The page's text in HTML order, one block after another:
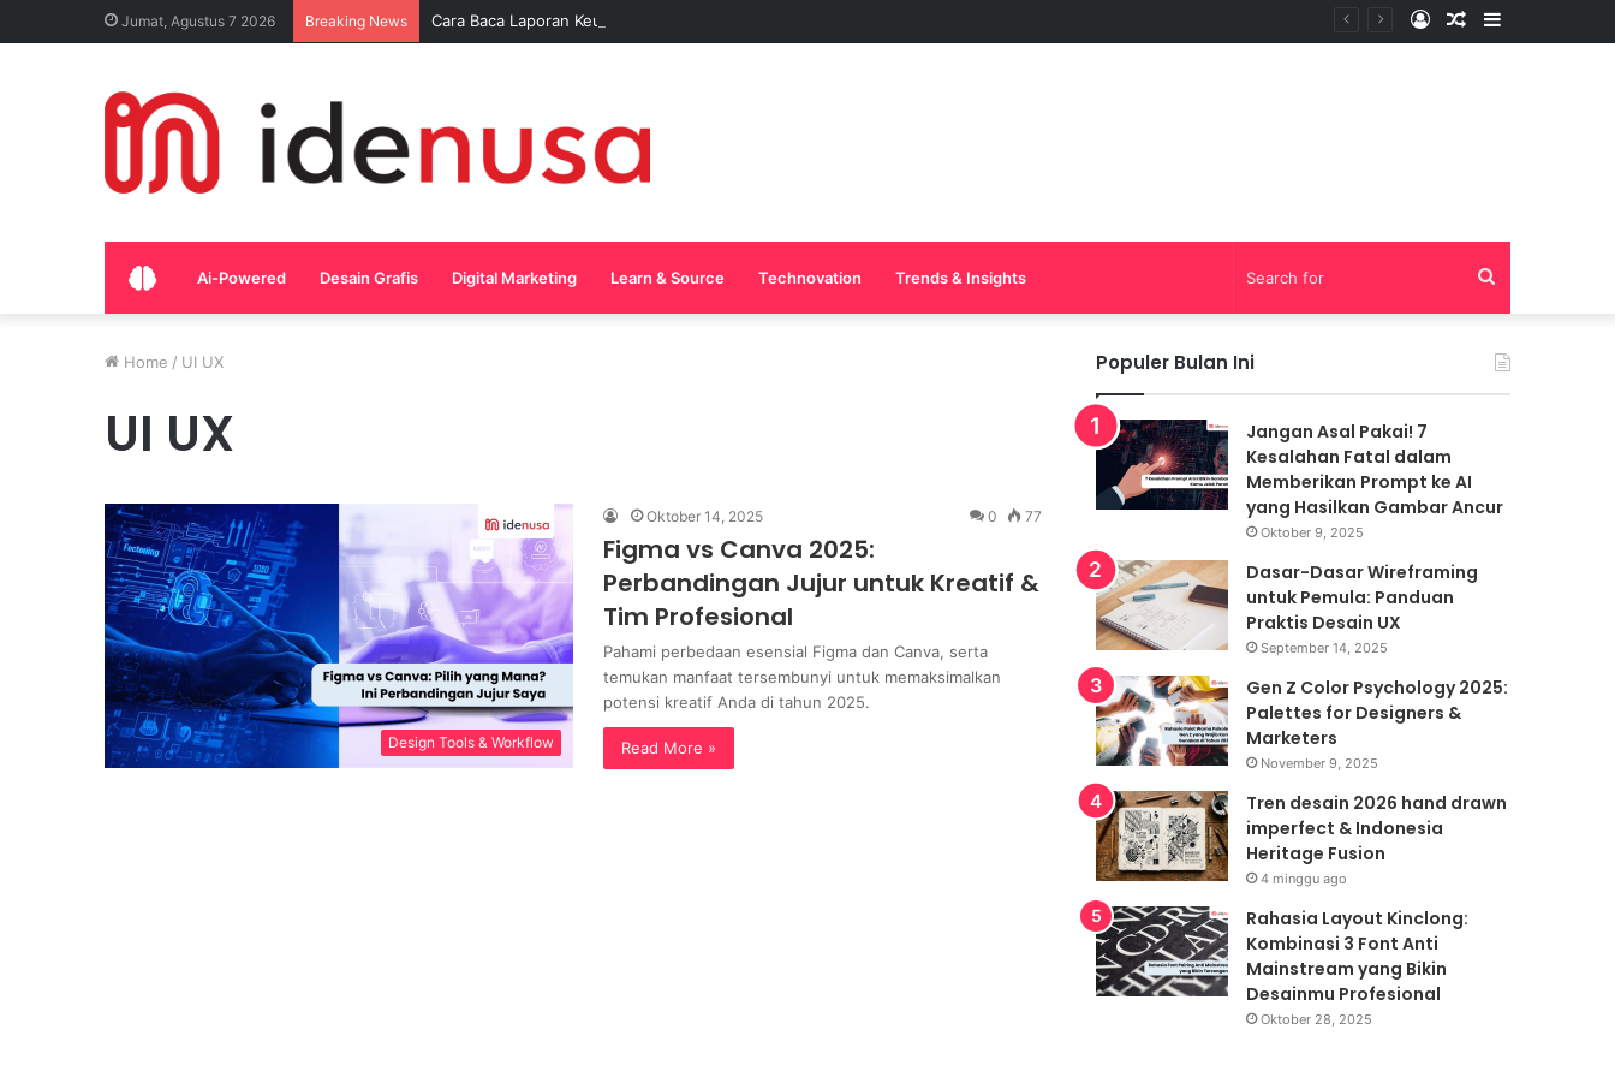
Jumat, Agustus 7 2026 Breaking News Cara Baca Laporan Keuangan Pakai AI Tanpa Pusing Sidebar
Random
Log
HomeAi-Powered Desain Grafis Digital Marketing Learn & Source Technovation Trends & Insights Search
for
Home / UI UX
UI UX
Design Tools & Workflow
Oktober 14, 2025 0 77
Figma vs Canva 2025:
Perbandingan Jujur untuk Kreatif &
Tim Profesional
Pahami perbedaan esensial Figma dan Canva, serta
temukan manfaat tersembunyi untuk memaksimalkan
potensi kreatif Anda di tahun 2025.
Read More »
Populer Bulan Ini
Jangan Asal Pakai! 7
Kesalahan Fatal dalam
Memberikan Prompt ke AI
yang Hasilkan Gambar Ancur
Oktober 9, 2025
Dasar-Dasar Wireframing
untuk Pemula: Panduan
Praktis Desain UX
September 14, 2025
Gen Z Color Psychology 2025:
Palettes for Designers &
Marketers
November 9, 2025
Tren desain 2026 hand drawn
imperfect & Indonesia
Heritage Fusion
4 minggu ago
Rahasia Layout Kinclong:
Kombinasi 3 Font Anti
Mainstream yang Bikin
Desainmu Profesional
Oktober 28, 2025